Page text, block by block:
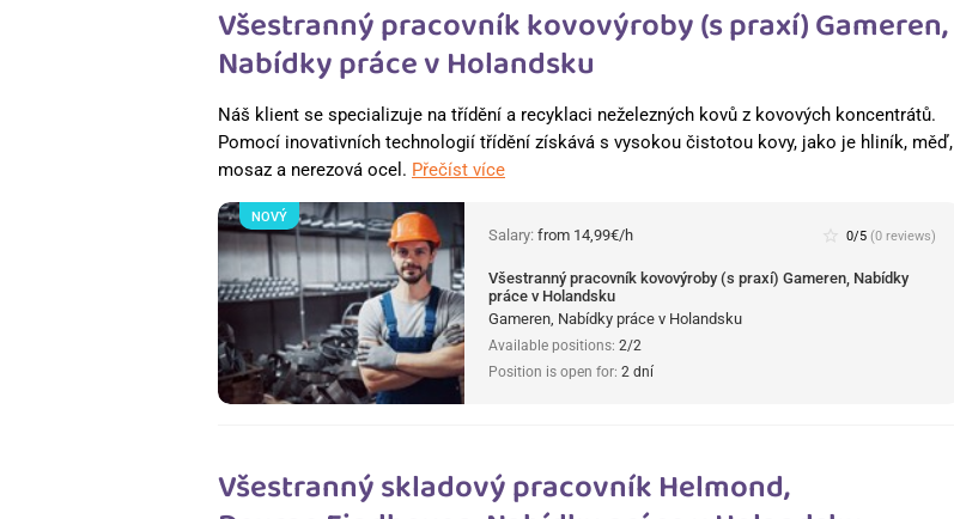
Všestranný pracovník kovovýroby (s praxí) Gameren,
Nabídky práce v Holandsku
Náš klient se specializuje na třídění a recyklaci neželezných kovů z kovových koncentrátů.
Pomocí inovativních technologií třídění získává s vysokou čistotou kovy, jako je hliník, měď,
mosaz a nerezová ocel. Přečíst více
Salary: from 14,99€/h star_border 0/5 (0 reviews)
Všestranný pracovník kovovýroby (s praxí) Gameren, Nabídky
práce v Holandsku
Gameren, Nabídky práce v Holandsku
Available positions: 2/2
Position is open for: 2 dní
NOVÝ
Všestranný skladový pracovník Helmond,